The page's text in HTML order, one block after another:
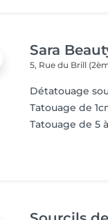
Sara
5, Rue du Brill
Détatouage
Tatouage de
Tatouage de 5